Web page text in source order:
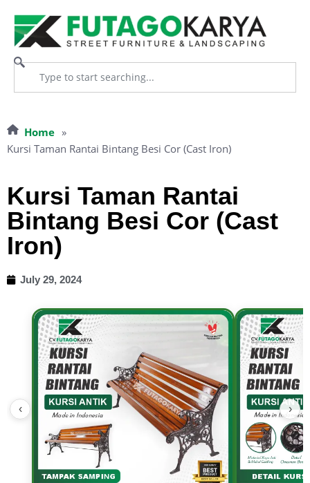
Home »
Kursi Taman Rantai Bintang Besi Cor (Cast Iron)
Kursi Taman Rantai
Bintang Besi Cor (Cast
Iron)
July 29, 2024
‹ ›